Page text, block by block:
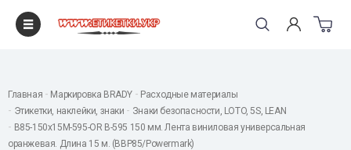
Главная Маркировка BRADY
Расходные материалы
Этикетки, наклейки, знаки
Знаки безопасности, LOTO, 5S, LEAN
B85-150x15M-595-OR B-595 150 мм. Лента виниловая универсальная
оранжевая. Длина 15 м. (BBP85/Powermark)